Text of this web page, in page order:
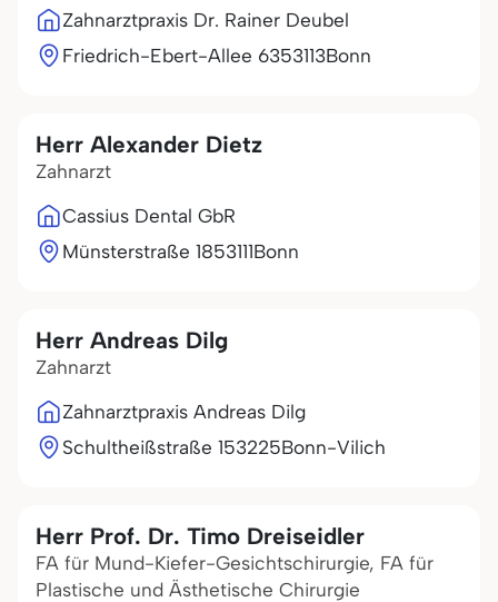
Zahnarztpraxis Dr. Rainer Deubel
Friedrich-Ebert-Allee 6353113Bonn
Herr Alexander Dietz
Zahnarzt
Cassius Dental GbR
Münsterstraße 1853111Bonn
Herr Andreas Dilg
Zahnarzt
Zahnarztpraxis Andreas Dilg
Schultheißstraße 153225Bonn-Vilich
Herr Prof. Dr. Timo Dreiseidler
FA für Mund-Kiefer-Gesichtschirurgie, FA für
Plastische und Ästhetische Chirurgie